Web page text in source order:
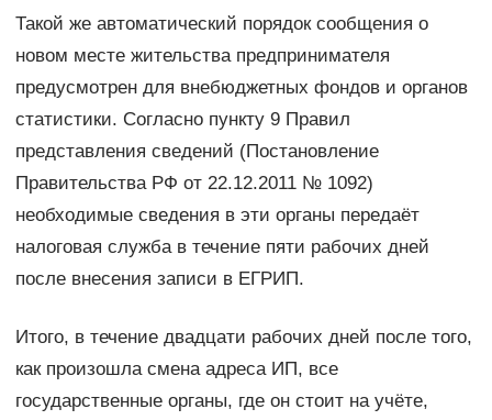
Такой же автоматический порядок сообщения о
новом месте жительства предпринимателя
предусмотрен для внебюджетных фондов и органов
статистики. Согласно пункту 9 Правил
представления сведений (Постановление
Правительства РФ от 22.12.2011 № 1092)
необходимые сведения в эти органы передаёт
налоговая служба в течение пяти рабочих дней
после внесения записи в ЕГРИП.
Итого, в течение двадцати рабочих дней после того,
как произошла смена адреса ИП, все
государственные органы, где он стоит на учёте,